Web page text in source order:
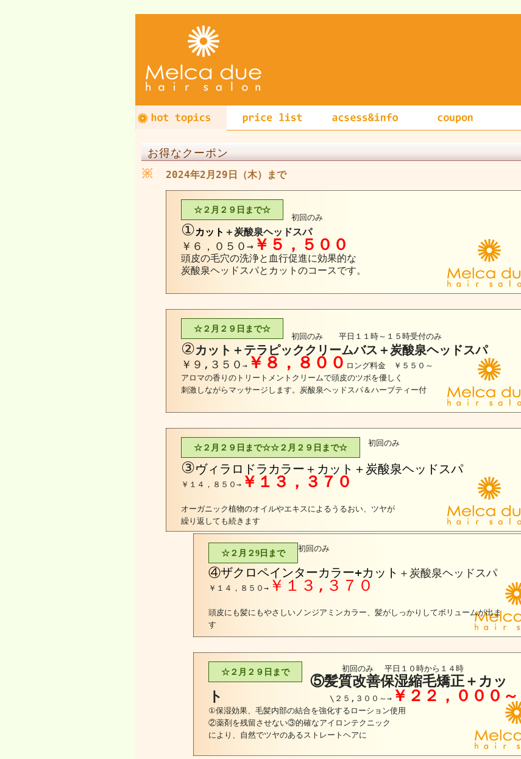
お得なクーポン
2024年2月29日（木）まで
☆２月２９日まで☆
初回のみ
①カット ＋炭酸泉ヘッドスパ
￥６，０５０→ ￥５，５００
頭皮の毛穴の洗浄と血行促進に効果的な
炭酸泉ヘッドスパとカットのコースです。
☆２月２９日まで☆
初回のみ 平日１１時～１５時受付のみ
②カット＋テラピッククリームバス＋炭酸泉ヘッドスパ
￥９,３５０ → ￥８，８００ ロング料金 ￥５５０～
アロマの香りのトリートメントクリームで頭皮のツボを優しく
刺激しながらマッサージします。炭酸泉ヘッドスパ＆ハーブティー付
☆２月２９日まで☆☆２月２９日まで☆
初回のみ
③ヴィラロドラカラー＋カット＋炭酸泉ヘッドスパ
￥１４，８５０→ ￥１３，３７０
オーガニック植物のオイルやエキスによるうるおい、ツヤが
繰り返しても続きます
初回のみ
☆２月２9日まで
④ザクロペインターカラー+カット ＋炭酸泉ヘッドスパ
￥１４，８５０→ ￥１３,３７０
頭皮にも髪にもやさしいノンジアミンカラー、髪がしっかりしてボリュームが出ま
す
☆２月２９日まで 初回のみ 平日１０時から１４時
⑤髪質改善保湿縮毛矯正＋カッ
ト
\２５,３００～→ ￥２２，０００～
①保湿効果、毛髪内部の結合を強化するローション使用
②薬剤を残留させない③的確なアイロンテクニック
により、自然でツヤのあるストレートヘアに